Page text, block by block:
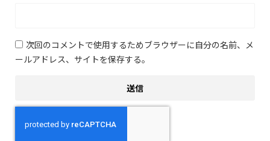
次回のコメントで使用するためブラウザーに自分の名前、メ
ールアドレス、サイトを保存する。